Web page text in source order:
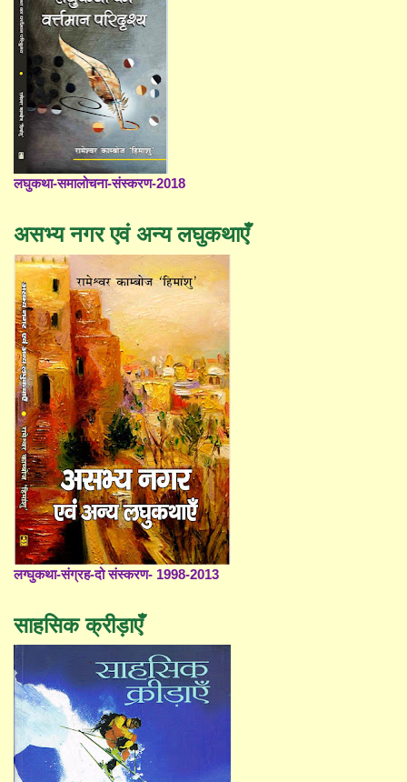
लघुकथा-समालोचना-संस्करण-2018
असभ्य नगर एवं अन्य लघुकथाएँ
लग्घुकथा-संग्रह-दो संस्करण- 1998-2013
साहसिक क्रीड़ाएँ